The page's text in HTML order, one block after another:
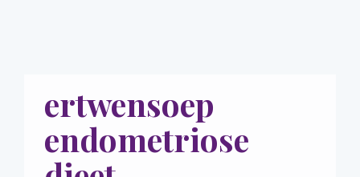
ertwensoep
endometriose